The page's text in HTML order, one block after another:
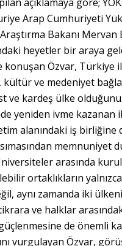
Arap Cumhuriyeti
Bakanı Mervan
heyetler bir araya
konuşan Özvar, Türkiye
ve medeniyet
ve kardeş ülke
yeniden ivme kazanan
alanındaki iş birliğine
memnuniyet
arasında
ortaklıkların
aynı zamanda iki
ve halklar
de önemli
vurgulayan Özvar,